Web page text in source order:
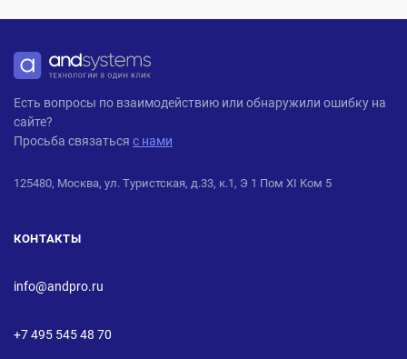
ANDPRO
Есть вопросы по взаимодействию или обнаружили ошибку на
сайте?
Просьба связаться с нами
125480, Москва, ул. Туристская, д.33, к.1, Э 1 Пом XI Ком 5
КОНТАКТЫ
info@andpro.ru
+7 495 545 48 70